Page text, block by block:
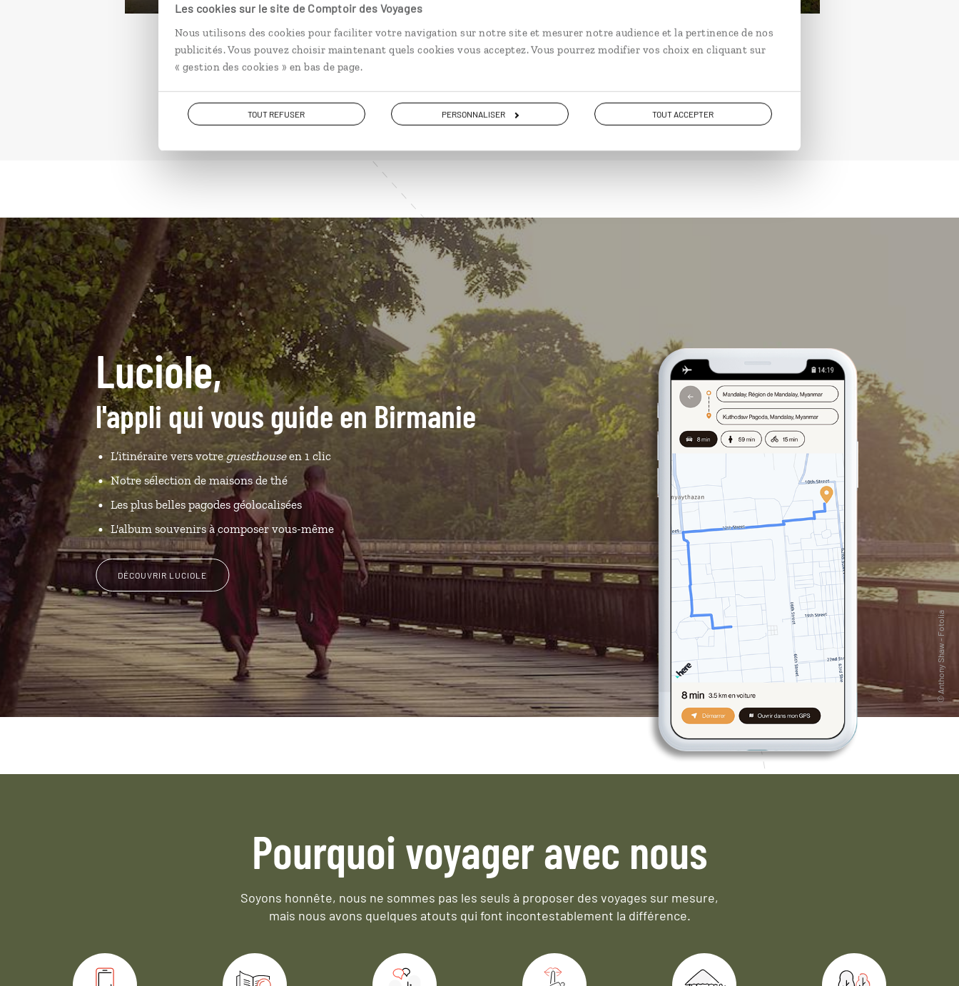
Les cookies sur le site de Comptoir des Voyages
Nous utilisons des cookies pour faciliter votre navigation sur notre site et mesurer notre audience et la pertinence de nos
publicités. Vous pouvez choisir maintenant quels cookies vous acceptez. Vous pourrez modifier vos choix en cliquant sur
« gestion des cookies » en bas de page.
TOUT REFUSER PERSONNALISER TOUT ACCEPTER
Luciole,
l'appli qui vous guide en Birmanie
L’itinéraire vers votreguesthouseen 1 clic
Notre sélection de maisons de thé
Les plus belles pagodes géolocalisées
L'album souvenirs à composer vous-même
DÉCOUVRIR LUCIOLE
Pourquoi voyager avec nous
Soyons honnête, nous ne sommes pas les seuls à proposer des voyages sur mesure,
mais nous avons quelques atouts qui font incontestablement la différence.